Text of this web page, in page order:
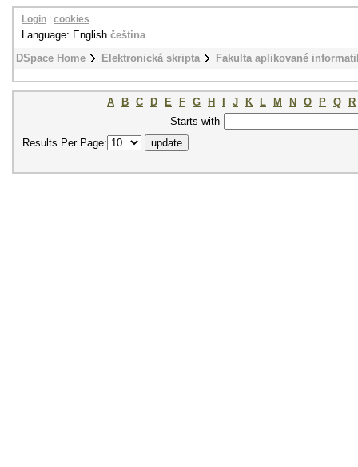
DSpace Home Elektronická skripta Fakulta aplikované
Login cookies
Language: English čeština
A B C D E F G H J K L M N O P Q
R
Starts with
Results Per Page: